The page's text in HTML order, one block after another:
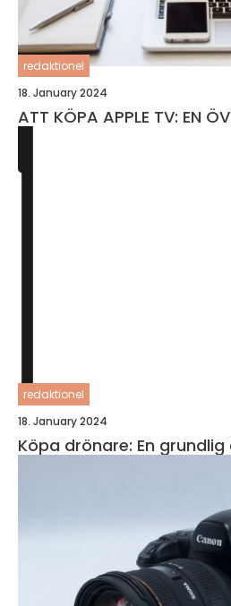
redaktionel
18. January 2024
ATT KÖPA APPLE TV: EN
redaktionel
18. January 2024
Köpa drönare: En